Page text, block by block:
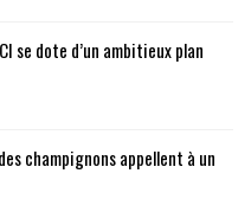
se dote d’un ambitieux plan
champignons appellent à un